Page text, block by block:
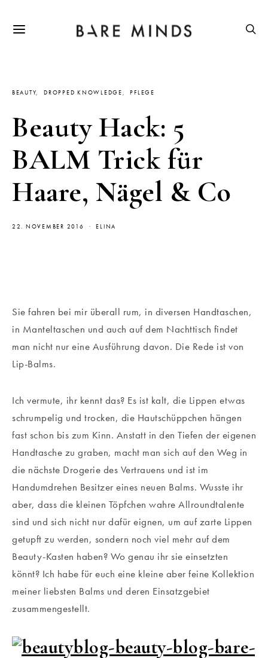
BEAUTY DROPPED KNOWLEDGE PFLEGE
Beauty Hack: 5
BALM Trick für
Haare, Nägel & Co
22. NOVEMBER 2016 ELINA
Sie fahren bei mir überall rum, in diversen Handtaschen,
in Manteltaschen und auch auf dem Nachttisch findet
man nicht nur eine Ausführung davon. Die Rede ist von
Lip-Balms.
Ich vermute, ihr kennt das? Es ist kalt, die Lippen etwas
schrumpelig und trocken, die Hautschüppchen hängen
fast schon bis zum Kinn. Anstatt in den Tiefen der eigenen
Handtasche zu graben, macht man sich auf den Weg in
die nächste Drogerie des Vertrauens und ist im
Handumdrehen Besitzer eines neuen Balms. Wusste ihr
aber, dass die kleinen Töpfchen wahre Allroundtalente
sind und sich nicht nur dafür eignen, um auf zarte Lippen
getupft zu werden, sondern noch viel mehr auf dem
Beauty-Kasten haben? Wo genau ihr sie einsetzten
könnt? Ich habe für euch eine kleine aber feine Kollektion
meiner liebsten Balms und deren Einsatzgebiet
zusammengestellt.